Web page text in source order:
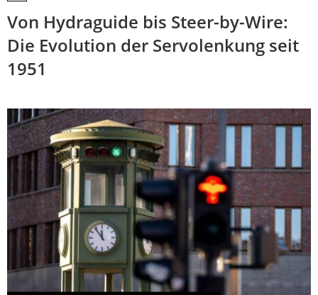
Von Hydraguide bis Steer-by-Wire:
Die Evolution der Servolenkung seit
1951